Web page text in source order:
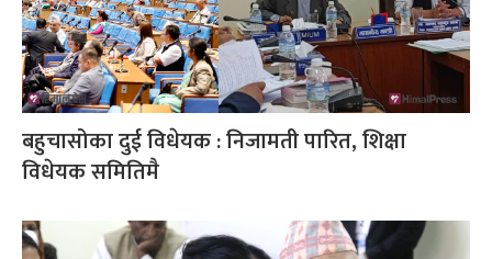
बहुचासोका दुई विधेयक : निजामती पारित, शिक्षा
विधेयक समितिमै